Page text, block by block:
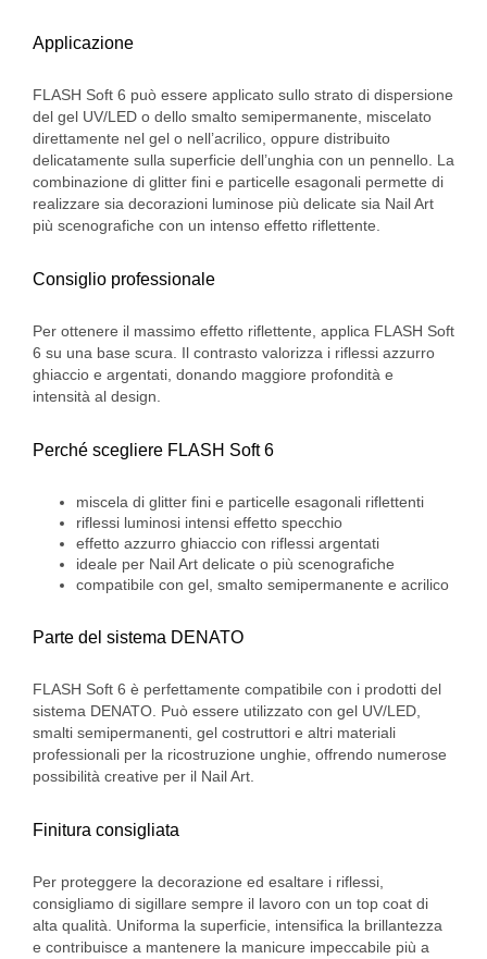
Applicazione
FLASH Soft 6 può essere applicato sullo strato di dispersione
del gel UV/LED o dello smalto semipermanente, miscelato
direttamente nel gel o nell’acrilico, oppure distribuito
delicatamente sulla superficie dell’unghia con un pennello. La
combinazione di glitter fini e particelle esagonali permette di
realizzare sia decorazioni luminose più delicate sia Nail Art
più scenografiche con un intenso effetto riflettente.
Consiglio professionale
Per ottenere il massimo effetto riflettente, applica FLASH Soft
6 su una base scura. Il contrasto valorizza i riflessi azzurro
ghiaccio e argentati, donando maggiore profondità e
intensità al design.
Perché scegliere FLASH Soft 6
miscela di glitter fini e particelle esagonali riflettenti
riflessi luminosi intensi effetto specchio
effetto azzurro ghiaccio con riflessi argentati
ideale per Nail Art delicate o più scenografiche
compatibile con gel, smalto semipermanente e acrilico
Parte del sistema DENATO
FLASH Soft 6 è perfettamente compatibile con i prodotti del
sistema DENATO. Può essere utilizzato con gel UV/LED,
smalti semipermanenti, gel costruttori e altri materiali
professionali per la ricostruzione unghie, offrendo numerose
possibilità creative per il Nail Art.
Finitura consigliata
Per proteggere la decorazione ed esaltare i riflessi,
consigliamo di sigillare sempre il lavoro con un top coat di
alta qualità. Uniforma la superficie, intensifica la brillantezza
e contribuisce a mantenere la manicure impeccabile più a